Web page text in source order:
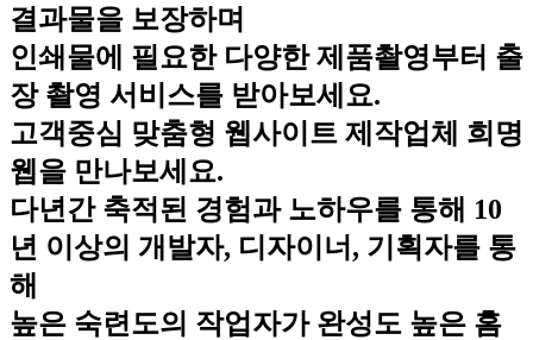
결과물을 보장하며
인쇄물에 필요한 다양한 제품촬영부터 출
장 촬영 서비스를 받아보세요.
고객중심 맞춤형 웹사이트 제작업체 희명
웹을 만나보세요.
다년간 축적된 경험과 노하우를 통해 10
년 이상의 개발자, 디자이너, 기획자를 통
해
높은 숙련도의 작업자가 완성도 높은 홈